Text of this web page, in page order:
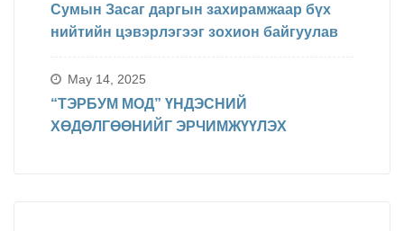
Сумын Засаг даргын захирамжаар бүх
нийтийн цэвэрлэгээг зохион байгуулав
May 14, 2025
“ТЭРБУМ МОД” ҮНДЭСНИЙ
ХӨДӨЛГӨӨНИЙГ ЭРЧИМЖҮҮЛЭХ